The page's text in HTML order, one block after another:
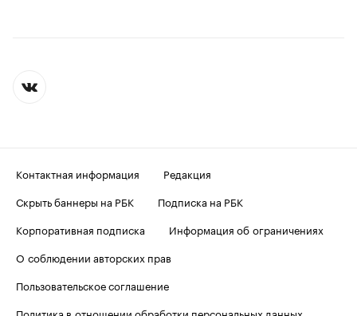
Контактная информация
Редакция
Скрыть баннеры на РБК
Подписка на РБК
Корпоративная подписка
Информация об ограничениях
О соблюдении авторских прав
Пользовательское соглашение